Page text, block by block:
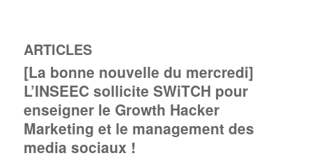
ARTICLES
[La bonne nouvelle du mercredi]
L’INSEEC sollicite SWiTCH pour
enseigner le Growth Hacker
Marketing et le management des
media sociaux !